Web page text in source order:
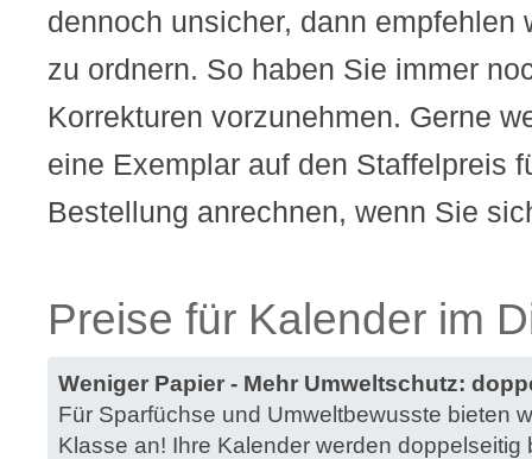
dennoch unsicher, dann empfehlen
zu ordnern. So haben Sie immer
Korrekturen vorzunehmen. Gerne
eine Exemplar auf den Staffelpreis
Bestellung anrechnen, wenn Sie
Preise für Kalender im
Weniger Papier - Mehr Umweltschutz:
Für Sparfüchse und Umweltbewusste bieten
Klasse an! Ihre Kalender werden